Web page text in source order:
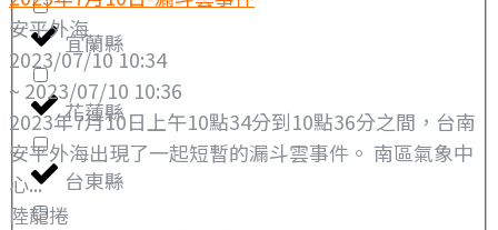
宜蘭縣
花蓮縣
台東縣
安平外海
2023/07/10 10:34
~ 2023/07/10 10:36
2023年7月10日上午10點34分到10點36分之間，台南
安平外海出現了一起短暫的漏斗雲事件。 南區氣象中
心...
陸龍捲